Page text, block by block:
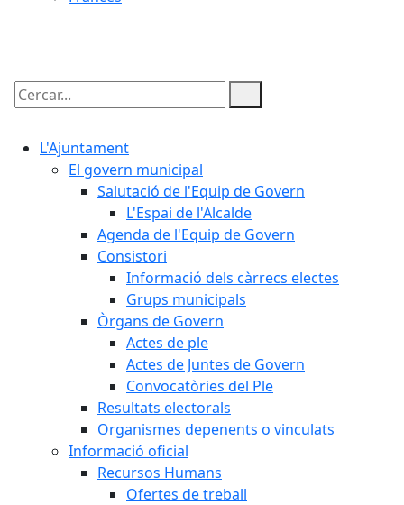
Cercar:
L'Ajuntament
El govern municipal
Salutació de l'Equip de Govern
L'Espai de l'Alcalde
Agenda de l'Equip de Govern
Consistori
Informació dels càrrecs electes
Grups municipals
Òrgans de Govern
Actes de ple
Actes de Juntes de Govern
Convocatòries del Ple
Resultats electorals
Organismes depenents o vinculats
Informació oficial
Recursos Humans
Ofertes de treball